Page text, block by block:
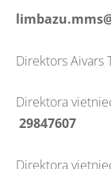
Direktors Aivars
Direktora
29847607
Direktora